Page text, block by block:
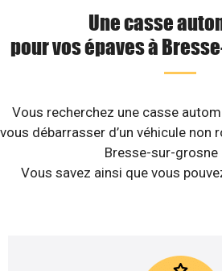
Une casse
pour vos épaves à
Vous recherchez une casse
vous débarrasser d’un véhicule non
Bresse-sur-grosne
Vous savez ainsi que vous